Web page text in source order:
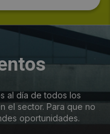
al día de todos los
el sector. Para que no
oportunidades.